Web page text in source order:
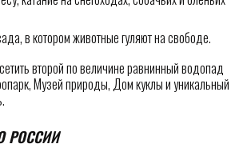
в котором животные гуляют на свободе.
второй по величине равнинный водопад
Музей природы, Дом куклы и уникальный
РОССИИ